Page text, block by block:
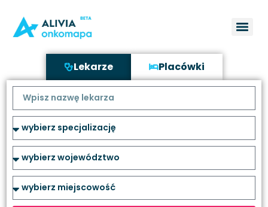
Lekarze Placówki